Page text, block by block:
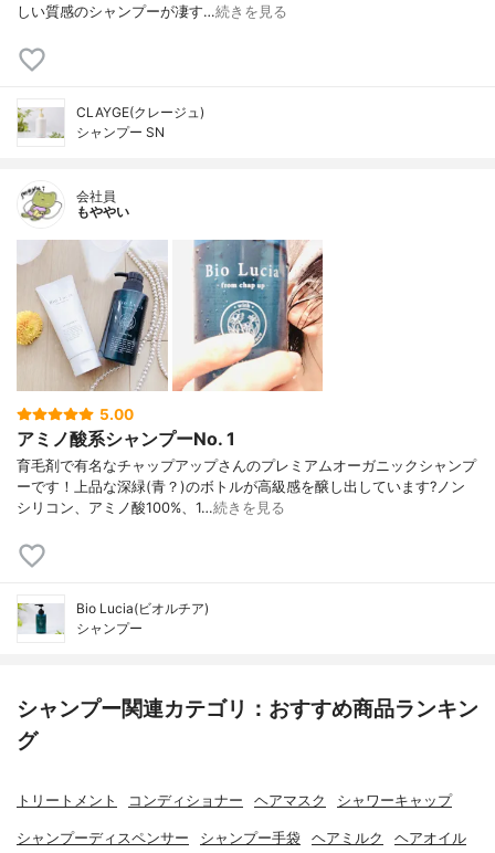
しい質感のシャンプーが凄す…続きを見る
CLAYGE(クレージュ)
シャンプー SN
会社員
もややい
5.00
アミノ酸系シャンプーNo. 1
育毛剤で有名なチャップアップさんのプレミアムオーガニックシャンプ
ーです！上品な深緑(青？)のボトルが高級感を醸し出しています?ノン
シリコン、アミノ酸100%、1…続きを見る
Bio Lucia(ビオルチア)
シャンプー
シャンプー関連カテゴリ：おすすめ商品ランキン
グ
トリートメント コンディショナー ヘアマスク シャワーキャップ
シャンプーディスペンサー シャンプー手袋 ヘアミルク ヘアオイル